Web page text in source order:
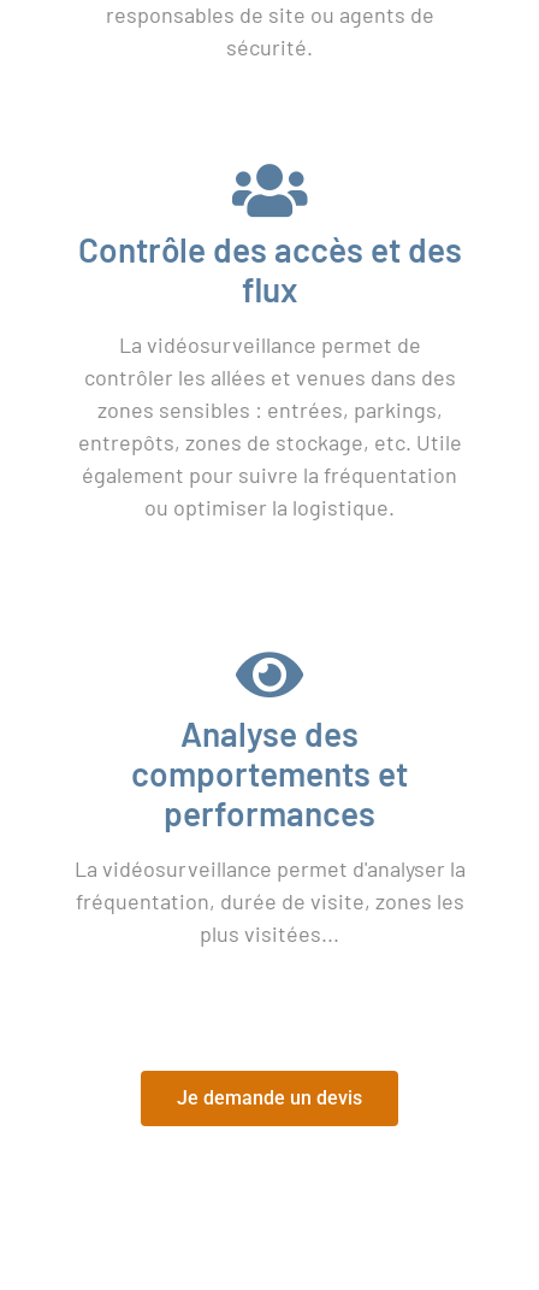
responsables de site ou agents de
sécurité.
Contrôle des accès et des
flux
La vidéosurveillance permet de
contrôler les allées et venues dans des
zones sensibles : entrées, parkings,
entrepôts, zones de stockage, etc. Utile
également pour suivre la fréquentation
ou optimiser la logistique.
Analyse des
comportements et
performances
La vidéosurveillance permet d'analyser la
fréquentation, durée de visite, zones les
plus visitées...
Je demande un devis